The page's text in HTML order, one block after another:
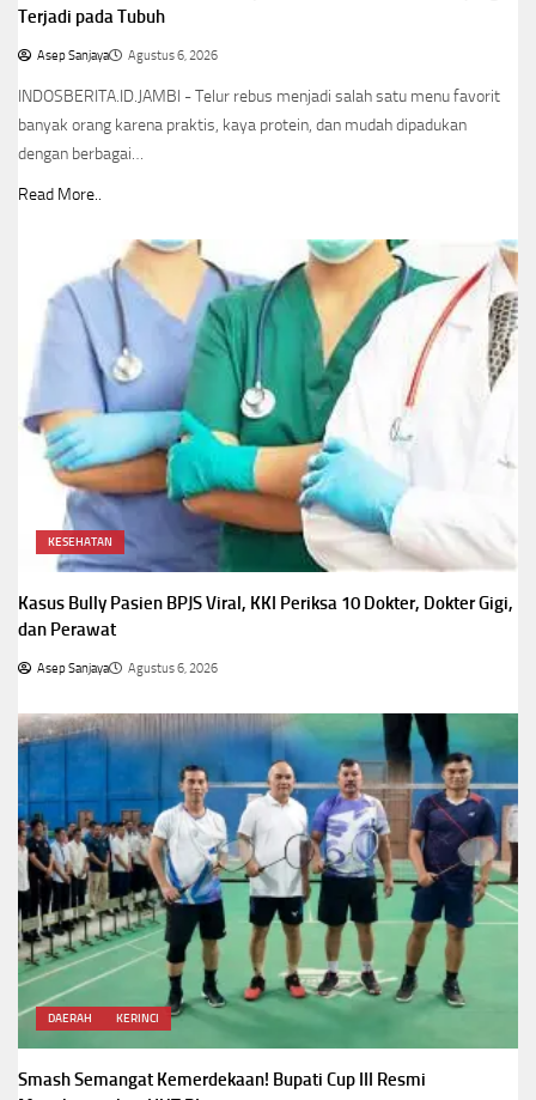
Terjadi pada Tubuh
Asep Sanjaya Agustus 6, 2026
INDOSBERITA.ID.JAMBI - Telur rebus menjadi salah satu menu favorit
banyak orang karena praktis, kaya protein, dan mudah dipadukan
dengan berbagai…
Read More..
KESEHATAN
Kasus Bully Pasien BPJS Viral, KKI Periksa 10 Dokter, Dokter Gigi,
dan Perawat
Asep Sanjaya Agustus 6, 2026
DAERAH KERINCI
Smash Semangat Kemerdekaan! Bupati Cup III Resmi